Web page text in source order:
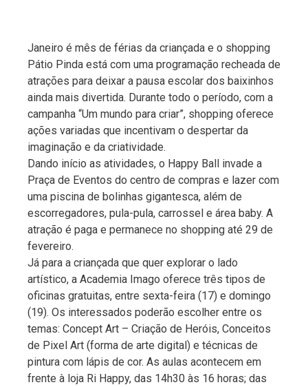
Janeiro é mês de férias da criançada e o shopping
Pátio Pinda está com uma programação recheada de
atrações para deixar a pausa escolar dos baixinhos
ainda mais divertida. Durante todo o período, com a
campanha “Um mundo para criar”, shopping oferece
ações variadas que incentivam o despertar da
imaginação e da criatividade.
Dando início as atividades, o Happy Ball invade a
Praça de Eventos do centro de compras e lazer com
uma piscina de bolinhas gigantesca, além de
escorregadores, pula-pula, carrossel e área baby. A
atração é paga e permanece no shopping até 29 de
fevereiro.
Já para a criançada que quer explorar o lado
artístico, a Academia Imago oferece três tipos de
oficinas gratuitas, entre sexta-feira (17) e domingo
(19). Os interessados poderão escolher entre os
temas: Concept Art – Criação de Heróis, Conceitos
de Pixel Art (forma de arte digital) e técnicas de
pintura com lápis de cor. As aulas acontecem em
frente à loja Ri Happy, das 14h30 às 16 horas; das